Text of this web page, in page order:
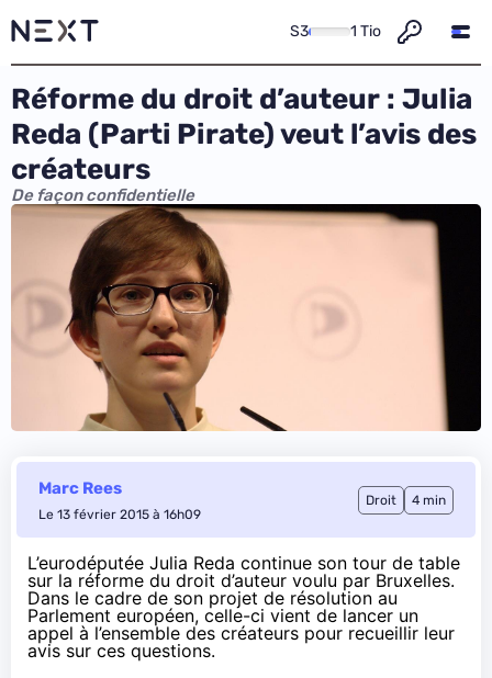
S3 1 Tio
Réforme du droit d’auteur : Julia
Reda (Parti Pirate) veut l’avis des
créateurs
De façon confidentielle
Marc Rees
Le 13 février 2015 à 16h09
Droit 4 min
L’eurodéputée Julia Reda continue son tour de table
sur la réforme du droit d’auteur voulu par Bruxelles.
Dans le cadre de son projet de résolution au
Parlement européen, celle-ci vient de lancer un
appel à l’ensemble des créateurs pour recueillir leur
avis sur ces questions.